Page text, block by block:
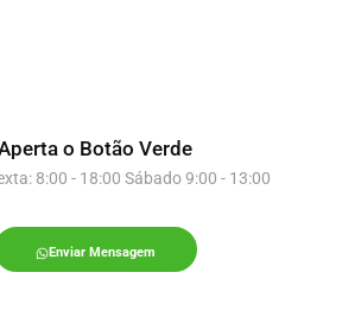
o Botão Verde
8:00 - 18:00 Sábado 9:00 - 13:00
Enviar Mensagem